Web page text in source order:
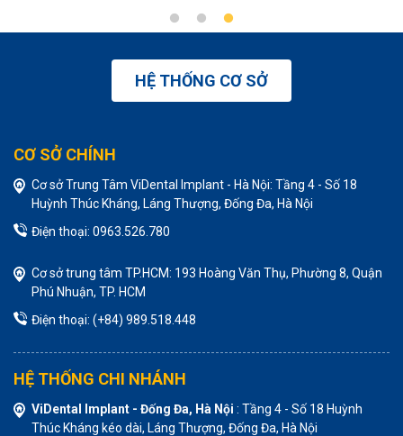
HỆ THỐNG CƠ SỞ
CƠ SỞ CHÍNH
Cơ sở Trung Tâm ViDental Implant - Hà Nội: Tầng 4 - Số 18
Huỳnh Thúc Kháng, Láng Thượng, Đống Đa, Hà Nội
Điện thoại: 0963.526.780
Cơ sở trung tâm TP.HCM: 193 Hoàng Văn Thụ, Phường 8, Quận
Phú Nhuận, TP. HCM
Điện thoại: (+84) 989.518.448
HỆ THỐNG CHI NHÁNH
ViDental Implant - Đống Đa, Hà Nội : Tầng 4 - Số 18 Huỳnh
Thúc Kháng kéo dài, Láng Thượng, Đống Đa, Hà Nội